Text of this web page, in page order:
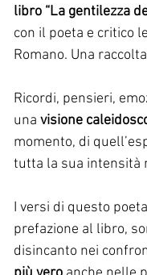
libro “La gentilezza
con il poeta e critico
Romano. Una
Ricordi, pensieri,
una visione
momento, di
tutta la sua intensità
I versi di questo
prefazione al libro,
disincanto nei